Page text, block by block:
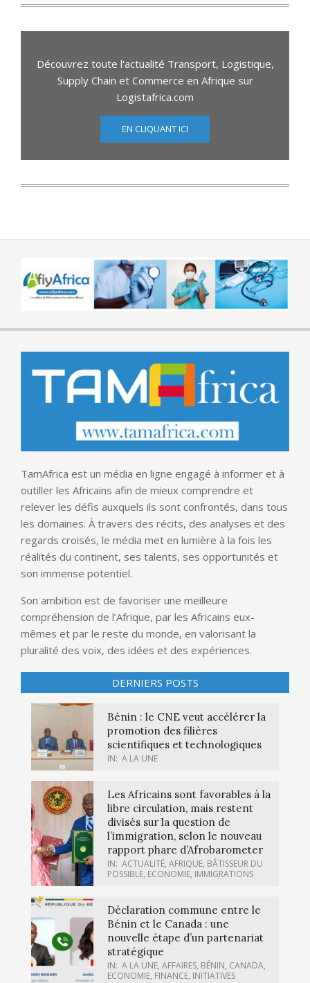
Découvrez toute l'actualité Transport, Logistique,
Supply Chain et Commerce en Afrique sur
Logistafrica.com
EN CLIQUANT ICI
TamAfrica est un média en ligne engagé à informer et à
outiller les Africains afin de mieux comprendre et
relever les défis auxquels ils sont confrontés, dans tous
les domaines. À travers des récits, des analyses et des
regards croisés, le média met en lumière à la fois les
réalités du continent, ses talents, ses opportunités et
son immense potentiel.
Son ambition est de favoriser une meilleure
compréhension de l’Afrique, par les Africains eux-
mêmes et par le reste du monde, en valorisant la
pluralité des voix, des idées et des expériences.
DERNIERS POSTS
Bénin : le CNE veut accélérer la
promotion des filières
scientifiques et technologiques
IN: A LA UNE
Les Africains sont favorables à la
libre circulation, mais restent
divisés sur la question de
l’immigration, selon le nouveau
rapport phare d’Afrobarometer
IN: ACTUALITÉ, AFRIQUE, BÂTISSEUR DU
POSSIBLE, ECONOMIE, IMMIGRATIONS
Déclaration commune entre le
Bénin et le Canada : une
nouvelle étape d’un partenariat
stratégique
IN: A LA UNE, AFFAIRES, BÉNIN, CANADA,
ECONOMIE, FINANCE, INITIATIVES